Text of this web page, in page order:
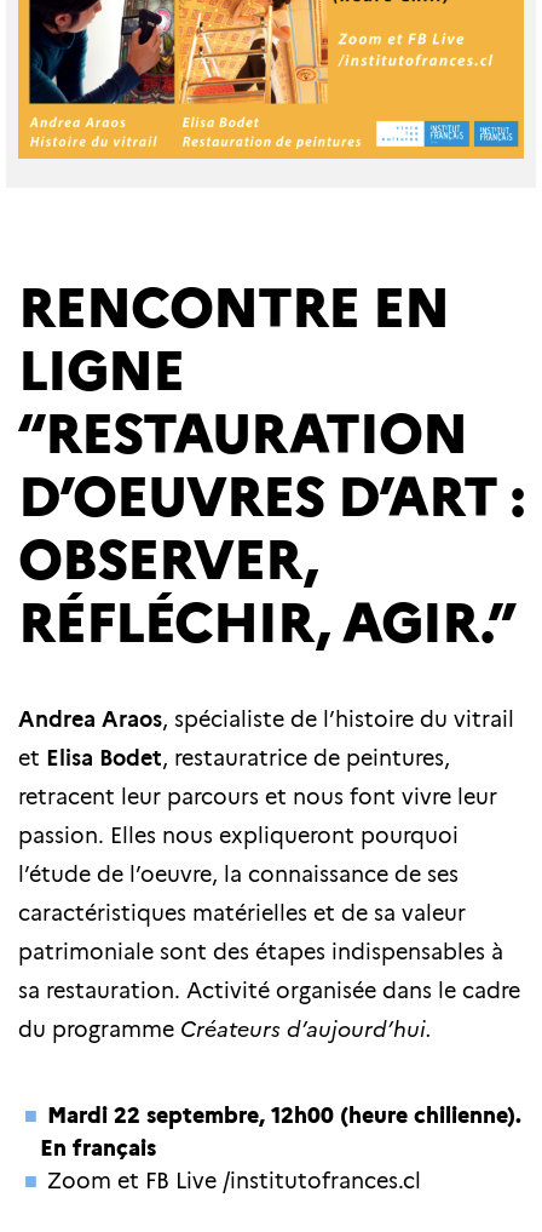
RENCONTRE EN
LIGNE
“RESTAURATION
D’OEUVRES D’ART :
OBSERVER,
RÉFLÉCHIR, AGIR.”
Andrea Araos, spécialiste de l’histoire du vitrail
et Elisa Bodet, restauratrice de peintures,
retracent leur parcours et nous font vivre leur
passion. Elles nous expliqueront pourquoi
l’étude de l’oeuvre, la connaissance de ses
caractéristiques matérielles et de sa valeur
patrimoniale sont des étapes indispensables à
sa restauration. Activité organisée dans le cadre
du programme Créateurs d’aujourd’hui.
Mardi 22 septembre, 12h00 (heure chilienne).
En français
Zoom et FB Live /institutofrances.cl